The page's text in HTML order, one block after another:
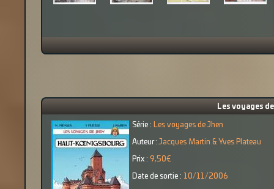
Les voyages
Série : Les voyages de Jhen
Auteur : Jacques Martin & Yves Plateau
Prix : 9,50€
Date de sortie : 10/11/2006